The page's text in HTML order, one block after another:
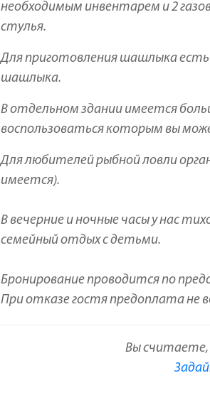
необходимым инвентарем и 2
стулья.
Для приготовления шашлыка есть
шашлыка.
В отдельном здании имеется
воспользоваться которым вы
Для любителей рыбной ловли
имеется).
В вечерние и ночные часы у нас
семейный отдых с детьми.
Бронирование проводится по
При отказе гостя предоплата не
Вы считаете,